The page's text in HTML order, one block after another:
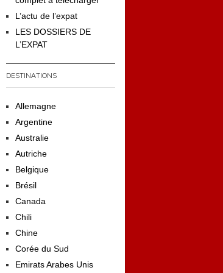
L’actu de l’expat
LES DOSSIERS DE
L’EXPAT
DESTINATIONS
Allemagne
Argentine
Australie
Autriche
Belgique
Brésil
Canada
Chili
Chine
Corée du Sud
Emirats Arabes Unis